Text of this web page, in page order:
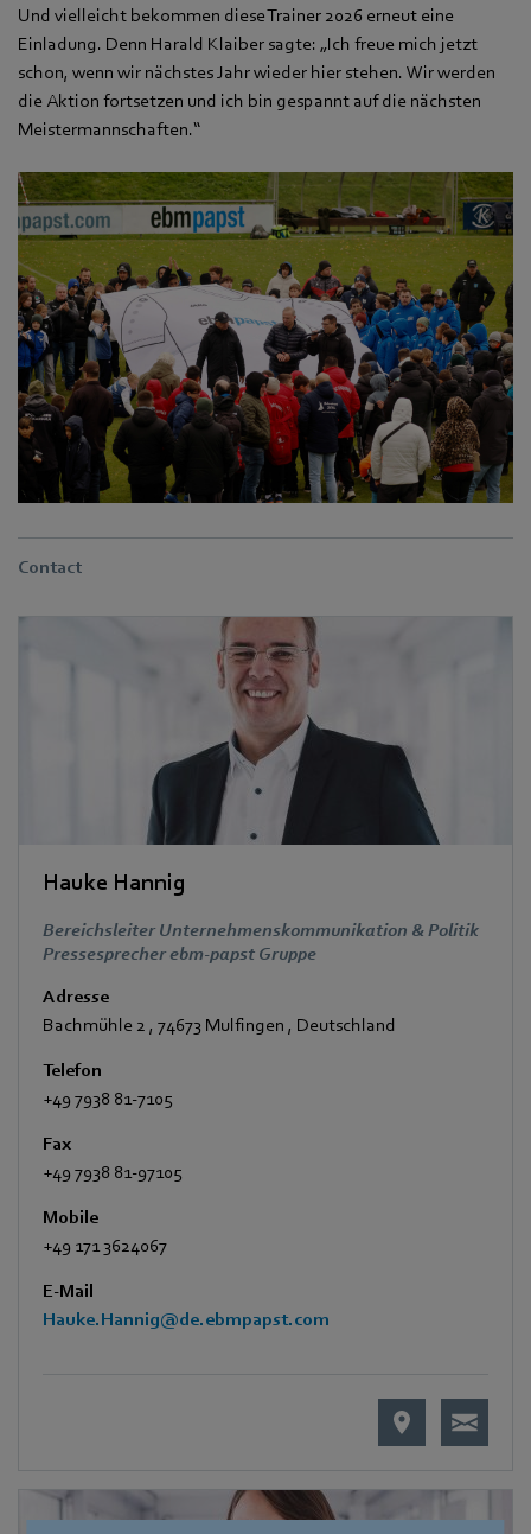
Und vielleicht bekommen diese Trainer 2026 erneut eine
Einladung. Denn Harald Klaiber sagte: „Ich freue mich jetzt
schon, wenn wir nächstes Jahr wieder hier stehen. Wir werden
die Aktion fortsetzen und ich bin gespannt auf die nächsten
Meistermannschaften.“
Contact
Hauke Hannig
Bereichsleiter Unternehmenskommunikation & Politik
Pressesprecher ebm-papst Gruppe
Adresse
Bachmühle 2 , 74673 Mulfingen , Deutschland
Telefon
+49 7938 81-7105
Fax
+49 7938 81-97105
Mobile
+49 171 3624067
E-Mail
Hauke.Hannig@de.ebmpapst.com